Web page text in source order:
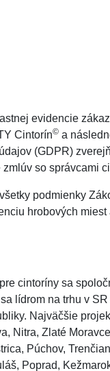
evidencie
Cintorín© a
(GDPR)
zmlúv so správcami
podmienky
hrobových
cintoríny sa
lídrom na trhu v
Najväčšie
Nitra, Zlaté
Púchov,
Poprad,